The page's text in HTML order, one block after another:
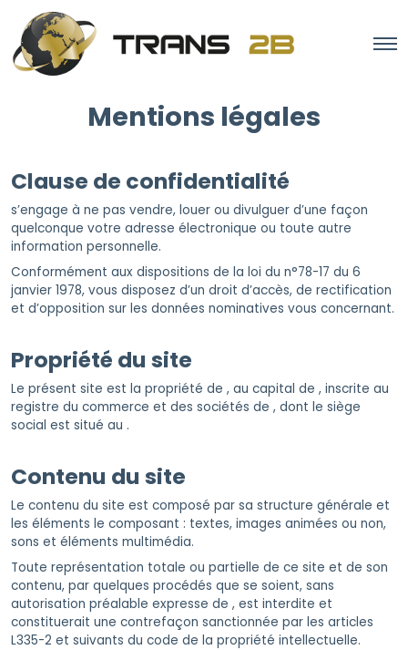
Mentions légales
Clause de confidentialité
s’engage à ne pas vendre, louer ou divulguer d’une façon
quelconque votre adresse électronique ou toute autre
information personnelle.
Conformément aux dispositions de la loi du n°78-17 du 6
janvier 1978, vous disposez d’un droit d’accès, de rectification
et d’opposition sur les données nominatives vous concernant.
Propriété du site
Le présent site est la propriété de , au capital de , inscrite au
registre du commerce et des sociétés de , dont le siège
social est situé au .
Contenu du site
Le contenu du site est composé par sa structure générale et
les éléments le composant : textes, images animées ou non,
sons et éléments multimédia.
Toute représentation totale ou partielle de ce site et de son
contenu, par quelques procédés que se soient, sans
autorisation préalable expresse de , est interdite et
constituerait une contrefaçon sanctionnée par les articles
L335-2 et suivants du code de la propriété intellectuelle.